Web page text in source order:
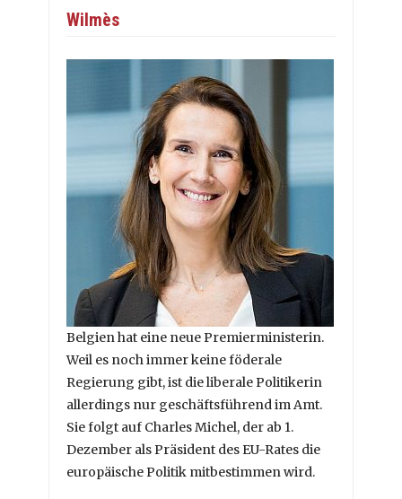
Wilmès
Belgien hat eine neue Premierministerin.
Weil es noch immer keine föderale
Regierung gibt, ist die liberale Politikerin
allerdings nur geschäftsführend im Amt.
Sie folgt auf Charles Michel, der ab 1.
Dezember als Präsident des EU-Rates die
europäische Politik mitbestimmen wird.